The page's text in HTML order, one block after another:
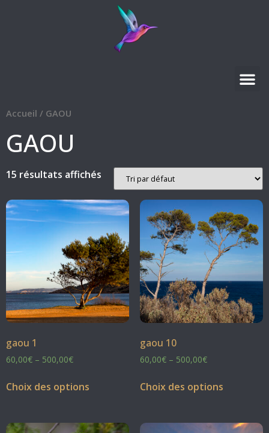
Accueil / GAOU
GAOU
15 résultats affichés
gaou 1
60,00€ – 500,00€
Choix des options
gaou 10
60,00€– 500,00€
Choix des options